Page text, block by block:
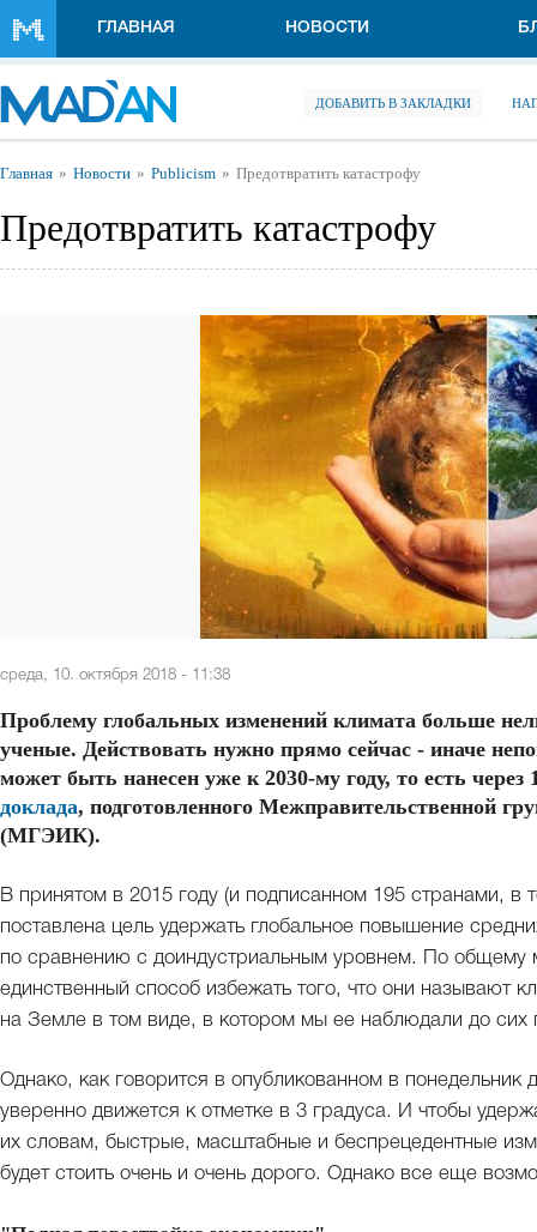
ГЛАВНАЯ НОВОСТИ
ДОБАВИТЬ В ЗАКЛАДКИ
Вы здесь
Главная Новости Publicism Предотвратить катастрофу
Предотвратить катастрофу
среда, 10. октября 2018 - 11:38
Проблему глобальных изменений климата больше
ученые. Действовать нужно прямо сейчас - иначе
может быть нанесен уже к 2030-му году, то есть
доклада, подготовленного Межправительственной
(МГЭИК).
В принятом в 2015 году (и подписанном 195 странами,
поставлена цель удержать глобальное повышение
по сравнению с доиндустриальным уровнем. По
единственный способ избежать того, что они называют
на Земле в том виде, в котором мы ее наблюдали до сих
Однако, как говорится в опубликованном в понедельник
уверенно движется к отметке в 3 градуса. И чтобы
их словам, быстрые, масштабные и беспрецедентные
будет стоить очень и очень дорого. Однако все еще